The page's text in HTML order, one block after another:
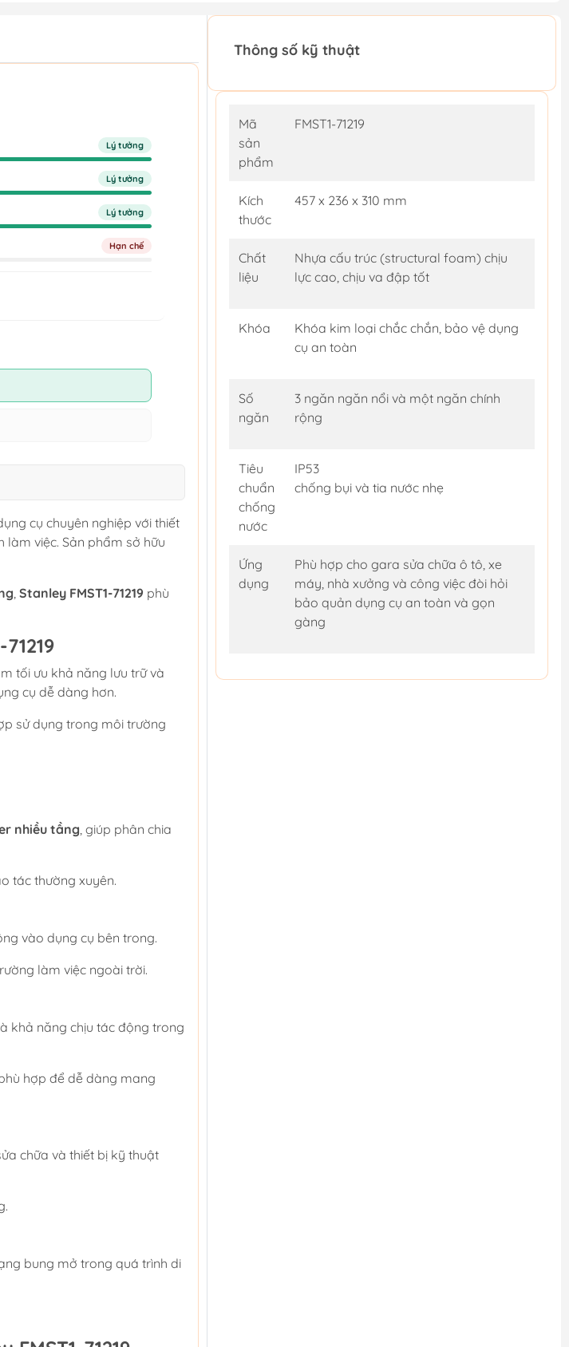
Lý tưởng
Lý tưởng
Lý tưởng
Hạn chế
cụ chuyên nghiệp với thiết
việc. Sản phẩm sở hữu
, Stanley FMST1-71219 phù
tối ưu khả năng lưu trữ và
cụ dễ dàng hơn.
sử dụng trong môi trường
nhiều tầng, giúp phân chia
tác thường xuyên.
vào dụng cụ bên trong.
làm việc ngoài trời.
khả năng chịu tác động trong
hợp để dễ dàng mang
chữa và thiết bị kỹ thuật
bung mở trong quá trình di
Thông số kỹ thuật
Mã
sản
phẩm
FMST1-71219
Kích
thước
457 x 236 x 310 mm
Chất
liệu
Nhựa cấu trúc (structural foam) chịu
lực cao, chịu va đập tốt
Khóa
Khóa kim loại chắc chắn, bảo vệ dụng
cụ an toàn
Số
ngăn
3 ngăn ngăn nổi và một ngăn chính
rộng
Tiêu
chuẩn
chống
nước
IP53
chống bụi và tia nước nhẹ
Ứng
dụng
Phù hợp cho gara sửa chữa ô tô, xe
máy, nhà xưởng và công việc đòi hỏi
bảo quản dụng cụ an toàn và gọn
gàng